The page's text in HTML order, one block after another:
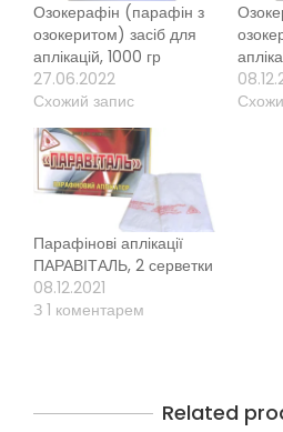
Озокерафін (парафін з
озокеритом) засіб для
аплікацій, 1000 гр
27.06.2022
Схожий запис
Парафінові аплікації
ПАРАВІТАЛЬ, 2 серветки
08.12.2021
З 1 коментарем
Related